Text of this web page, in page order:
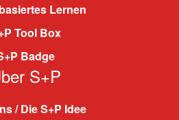
Lernen
Tool Box
Badge
S+P
/ Die S+P Idee